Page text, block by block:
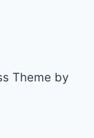
Theme by